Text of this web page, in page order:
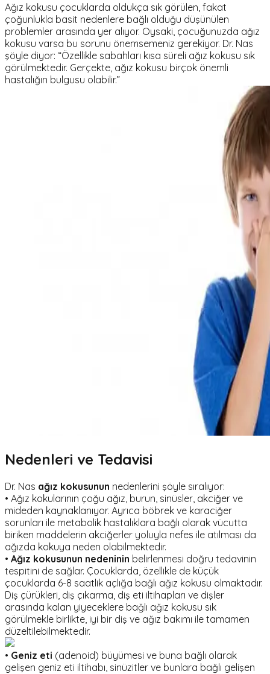
Ağız kokusu çocuklarda oldukça sık görülen, fakat
çoğunlukla basit nedenlere bağlı olduğu düşünülen
problemler arasında yer alıyor. Oysaki, çocuğunuzda ağız
kokusu varsa bu sorunu önemsemeniz gerekiyor. Dr. Nas
şöyle diyor: “Özellikle sabahları kısa süreli ağız kokusu sık
görülmektedir. Gerçekte, ağız kokusu birçok önemli
hastalığın bulgusu olabilir.”
Nedenleri ve Tedavisi
Dr. Nas ağız kokusunun nedenlerini şöyle sıralıyor:
• Ağız kokularının çoğu ağız, burun, sinüsler, akciğer ve
mideden kaynaklanıyor. Ayrıca böbrek ve karaciğer
sorunları ile metabolik hastalıklara bağlı olarak vücutta
biriken maddelerin akciğerler yoluyla nefes ile atılması da
ağızda kokuya neden olabilmektedir.
• Ağız kokusunun nedeninin belirlenmesi doğru tedavinin
tespitini de sağlar. Çocuklarda, özellikle de küçük
çocuklarda 6-8 saatlik açlığa bağlı ağız kokusu olmaktadır.
Diş çürükleri, diş çıkarma, diş eti iltihapları ve dişler
arasında kalan yiyeceklere bağlı ağız kokusu sık
görülmekle birlikte, iyi bir diş ve ağız bakımı ile tamamen
düzeltilebilmektedir.
• Geniz eti (adenoid) büyümesi ve buna bağlı olarak
gelişen geniz eti iltihabı, sinüzitler ve bunlara bağlı gelişen